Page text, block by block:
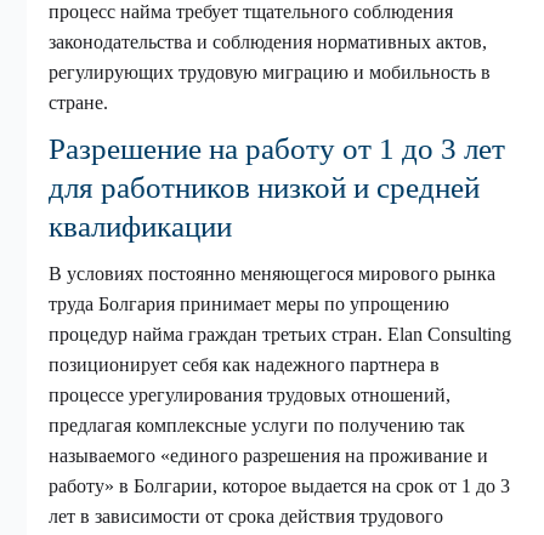
процесс найма требует тщательного соблюдения
законодательства и соблюдения нормативных актов,
регулирующих трудовую миграцию и мобильность в
стране.
Разрешение на работу от 1 до 3 лет
для работников низкой и средней
квалификации
В условиях постоянно меняющегося мирового рынка
труда Болгария принимает меры по упрощению
процедур найма граждан третьих стран. Elan Consulting
позиционирует себя как надежного партнера в
процессе урегулирования трудовых отношений,
предлагая комплексные услуги по получению так
называемого «единого разрешения на проживание и
работу» в Болгарии, которое выдается на срок от 1 до 3
лет в зависимости от срока действия трудового